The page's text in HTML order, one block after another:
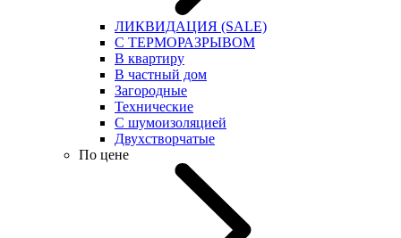
ЛИКВИДАЦИЯ (SALE)
С ТЕРМОРАЗРЫВОМ
В квартиру
В частный дом
Загородные
Технические
С шумоизоляцией
Двухстворчатые
По цене